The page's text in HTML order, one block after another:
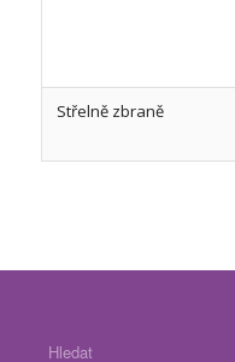
Střelně zbraně